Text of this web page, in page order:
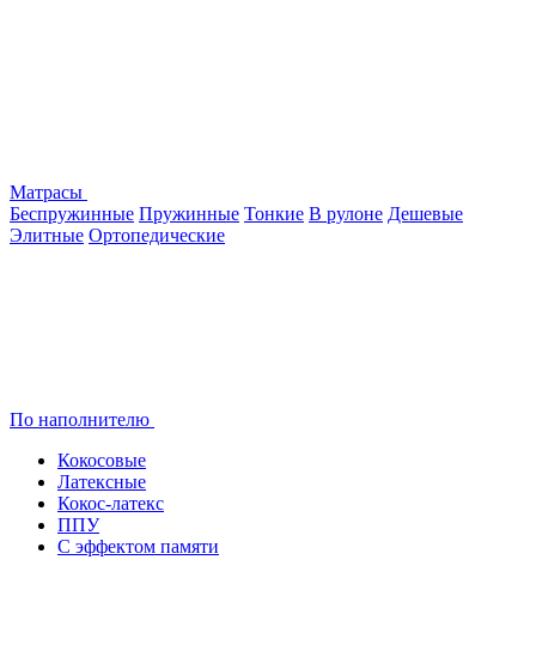
Матрасы
Беспружинные Пружинные Тонкие В рулоне Дешевые
Элитные Ортопедические
По наполнителю
Кокосовые
Латексные
Кокос-латекс
ППУ
С эффектом памяти